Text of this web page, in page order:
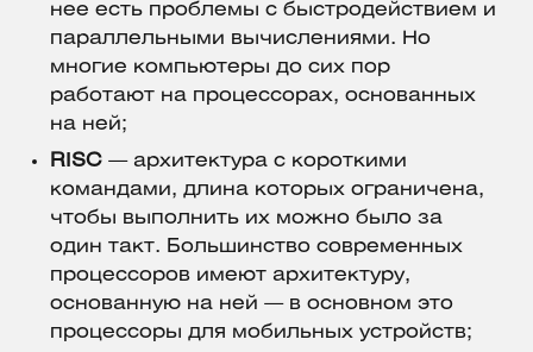
нее есть проблемы с быстродействием и
параллельными вычислениями. Но
многие компьютеры до сих пор
работают на процессорах, основанных
на ней;
RISC — архитектура с короткими
командами, длина которых ограничена,
чтобы выполнить их можно было за
один такт. Большинство современных
процессоров имеют архитектуру,
основанную на ней — в основном это
процессоры для мобильных устройств;